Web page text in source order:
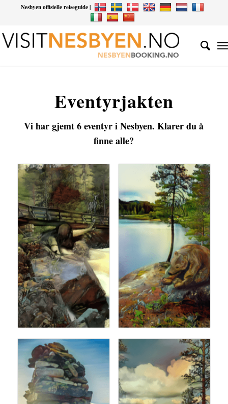
Nesbyen offisielle reiseguide |
Eventyrjakten
Vi har gjemt 6 eventyr i Nesbyen. Klarer du å
finne alle?